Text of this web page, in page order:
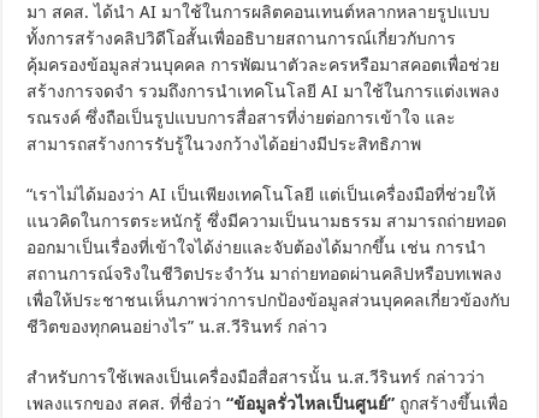
มา สคส. ได้นำ AI มาใช้ในการผลิตคอนเทนต์หลากหลายรูปแบบ
ทั้งการสร้างคลิปวิดีโอสั้นเพื่ออธิบายสถานการณ์เกี่ยวกับการ
คุ้มครองข้อมูลส่วนบุคคล การพัฒนาตัวละครหรือมาสคอตเพื่อช่วย
สร้างการจดจำ รวมถึงการนำเทคโนโลยี AI มาใช้ในการแต่งเพลง
รณรงค์ ซึ่งถือเป็นรูปแบบการสื่อสารที่ง่ายต่อการเข้าใจ และ
สามารถสร้างการรับรู้ในวงกว้างได้อย่างมีประสิทธิภาพ
“เราไม่ได้มองว่า AI เป็นเพียงเทคโนโลยี แต่เป็นเครื่องมือที่ช่วยให้
แนวคิดในการตระหนักรู้ ซึ่งมีความเป็นนามธรรม สามารถถ่ายทอด
ออกมาเป็นเรื่องที่เข้าใจได้ง่ายและจับต้องได้มากขึ้น เช่น การนำ
สถานการณ์จริงในชีวิตประจำวัน มาถ่ายทอดผ่านคลิปหรือบทเพลง
เพื่อให้ประชาชนเห็นภาพว่าการปกป้องข้อมูลส่วนบุคคลเกี่ยวข้องกับ
ชีวิตของทุกคนอย่างไร” น.ส.วีรินทร์ กล่าว
สำหรับการใช้เพลงเป็นเครื่องมือสื่อสารนั้น น.ส.วีรินทร์ กล่าวว่า
เพลงแรกของ สคส. ที่ชื่อว่า“ข้อมูลรั่วไหลเป็นศูนย์” ถูกสร้างขึ้นเพื่อ